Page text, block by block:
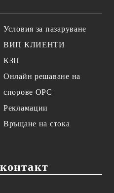
Условия за пазаруване
ВИП КЛИЕНТИ
КЗП
Онлайн решаване на
спорове OPC
Рекламации
Връщане на стока